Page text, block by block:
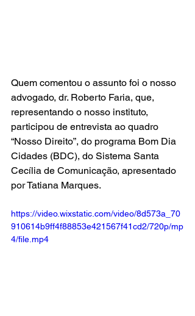
Quem comentou o assunto foi o nosso
advogado, dr. Roberto Faria, que,
representando o nosso instituto,
participou de entrevista ao quadro
“Nosso Direito”, do programa Bom Dia
Cidades (BDC), do Sistema Santa
Cecília de Comunicação, apresentado
por Tatiana Marques.
https://video.wixstatic.com/video/8d573a_70
910614b9ff4f88853e421567f41cd2/720p/mp
4/file.mp4